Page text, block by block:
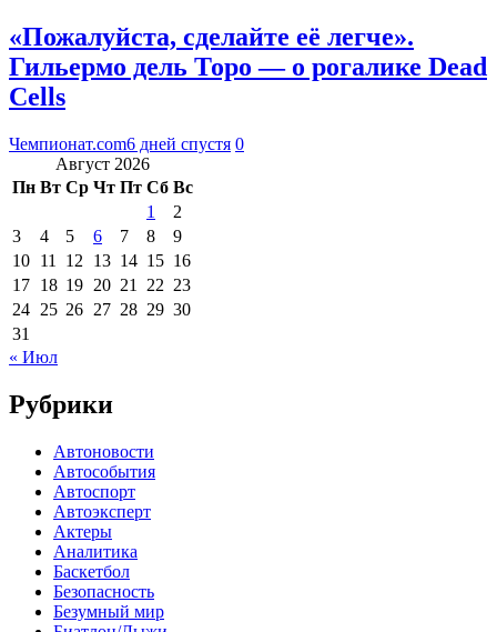
«Пожалуйста, сделайте её легче».
Гильермо дель Торо — о рогалике Dead
Cells
Чемпионат.com6 дней спустя 0
Август 2026
Пн Вт Ср Чт Пт Сб Вс
1
2
3
4 5 6 7 8
9
10 11 12 13 14 15 16
17 18 19 20 21 22 23
24 25 26 27 28 29 30
31
« Июл
Рубрики
Автоновости
Автособытия
Автоспорт
Автоэксперт
Актеры
Аналитика
Баскетбол
Безопасность
Безумный мир